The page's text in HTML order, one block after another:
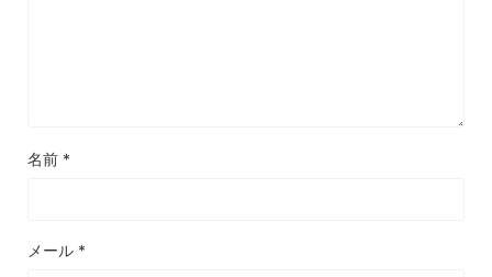
名前 *
メール *